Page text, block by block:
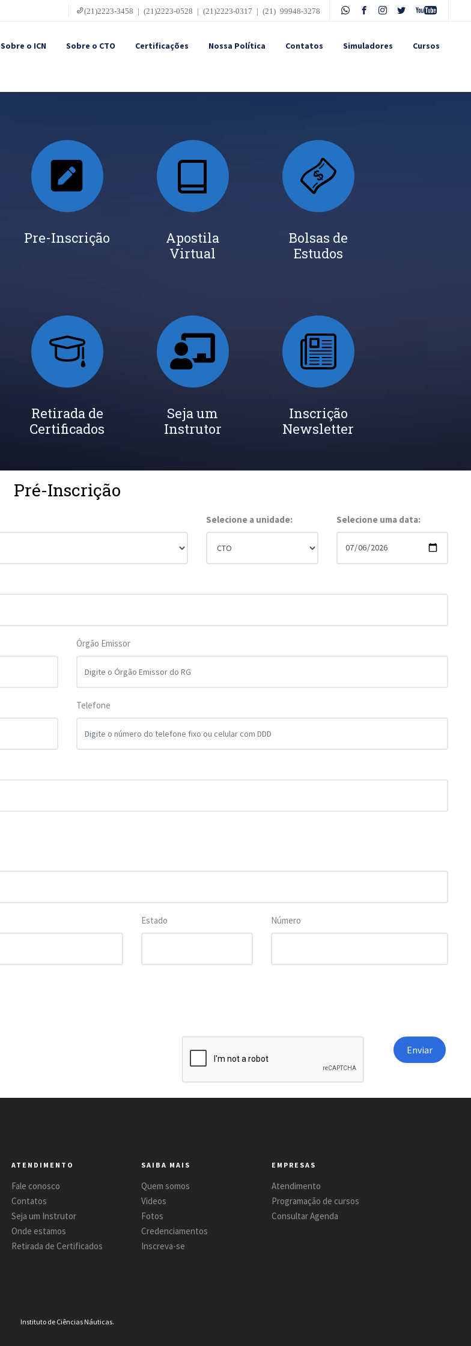
(21)2223-3458 | (21)2223-0528 | (21)2223-0317 | (21) 99948-3278
Sobre o ICN Sobre o CTO Certificações Nossa Política Contatos Simuladores Cursos
Pre-Inscrição
Apostila
Virtual
Bolsas de
Estudos
Retirada de
Certificados
Seja um
Instrutor
Inscrição
Newsletter
Pré-Inscrição
Selecione a unidade: Selecione uma data:
Órgão Emissor
Telefone
Estado Número
ATENDIMENTO
Fale conosco
Contatos
Seja um Instrutor
Onde estamos
Retirada de Certificados
SAIBA MAIS
Quem somos
Videos
Fotos
Credenciamentos
Inscreva-se
EMPRESAS
Atendimento
Programação de cursos
Consultar Agenda
Instituto de Ciências Náuticas.